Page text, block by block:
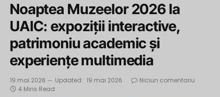
Noaptea Muzeelor 2026 la
UAIC: expoziții interactive,
patrimoniu academic și
experiențe multimedia
19 mai 2026 Updated: 19 mai 2026
Niciun comentariu
4 Mins Read